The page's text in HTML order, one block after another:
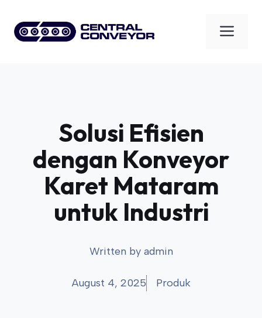
content
Solusi Efisien
dengan Konveyor
Karet Mataram
untuk Industri
Written by admin
August 4, 2025 Produk